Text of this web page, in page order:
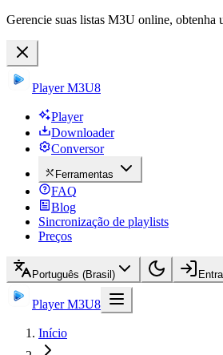
Gerencie suas listas M3U online, obtenha
Player M3U8
Player
Downloader
Conversor
Ferramentas
FAQ
Blog
Sincronização de playlists
Preços
Português (Brasil)
Player M3U8
Início